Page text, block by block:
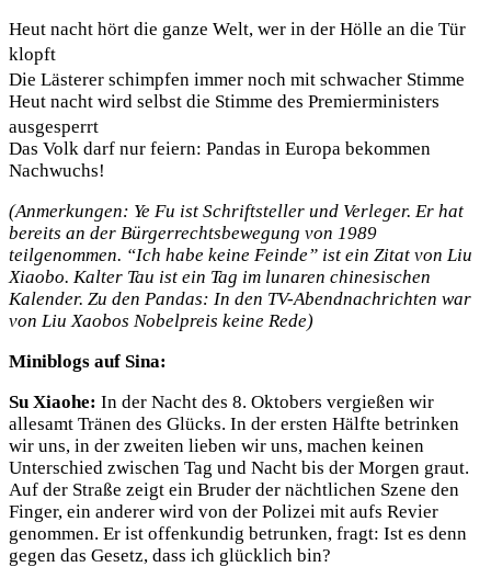
Heut nacht hört die ganze Welt, wer in der Hölle an die Tür
klopft
Die Lästerer schimpfen immer noch mit schwacher Stimme
Heut nacht wird selbst die Stimme des Premierministers
ausgesperrt
Das Volk darf nur feiern: Pandas in Europa bekommen
Nachwuchs!
(Anmerkungen: Ye Fu ist Schriftsteller und Verleger. Er hat
bereits an der Bürgerrechtsbewegung von 1989
teilgenommen. “Ich habe keine Feinde” ist ein Zitat von Liu
Xiaobo. Kalter Tau ist ein Tag im lunaren chinesischen
Kalender. Zu den Pandas: In den TV-Abendnachrichten war
von Liu Xaobos Nobelpreis keine Rede)
Miniblogs auf Sina:
Su Xiaohe: In der Nacht des 8. Oktobers vergießen wir
allesamt Tränen des Glücks. In der ersten Hälfte betrinken
wir uns, in der zweiten lieben wir uns, machen keinen
Unterschied zwischen Tag und Nacht bis der Morgen graut.
Auf der Straße zeigt ein Bruder der nächtlichen Szene den
Finger, ein anderer wird von der Polizei mit aufs Revier
genommen. Er ist offenkundig betrunken, fragt: Ist es denn
gegen das Gesetz, dass ich glücklich bin?